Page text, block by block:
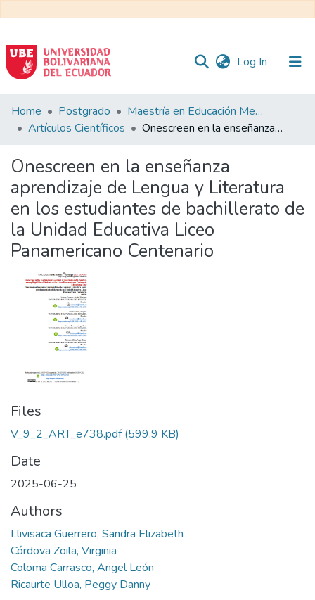
Log In (current)
Communities
&
All of DSpace
Statistics
Home Postgrado
Maestría en Educación Mención en Pedagogía en Entornos Digitales
Artículos Científicos
Onescreen en la enseñanza aprendizaje de Lengua y Literatura en los estudiantes de bachillerato de la Unidad Educativa Liceo Panamericano Centenario
Onescreen en la enseñanza
aprendizaje de Lengua y Literatura
en los estudiantes de bachillerato de
la Unidad Educativa Liceo
Panamericano Centenario
Files
V_9_2_ART_e738.pdf(599.9 KB)
Date
2025-06-25
Authors
Llivisaca Guerrero, Sandra Elizabeth
Córdova Zoila, Virginia
Coloma Carrasco, Angel León
Ricaurte Ulloa, Peggy Danny